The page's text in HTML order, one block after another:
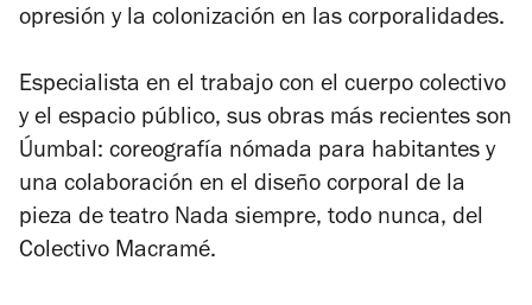
opresión y la colonización en las corporalidades.
Especialista en el trabajo con el cuerpo colectivo
y el espacio público, sus obras más recientes son
Úumbal: coreografía nómada para habitantes y
una colaboración en el diseño corporal de la
pieza de teatro Nada siempre, todo nunca, del
Colectivo Macramé.